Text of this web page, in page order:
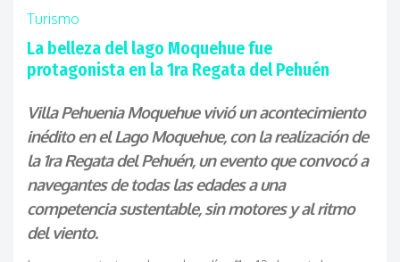
Turismo
La belleza del lago Moquehue fue
protagonista en la 1ra Regata del Pehuén
Villa Pehuenia Moquehue vivió un acontecimiento
inédito en el Lago Moquehue, con la realización de
la 1ra Regata del Pehuén, un evento que convocó a
navegantes de todas las edades a una
competencia sustentable, sin motores y al ritmo
del viento.